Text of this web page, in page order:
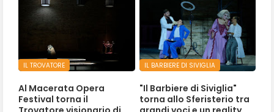
IL TROVATORE
Al Macerata Opera
Festival torna il
IL BARBIERE DI SIVIGLIA
"Il Barbiere di Siviglia"
torna allo Sferisterio tra